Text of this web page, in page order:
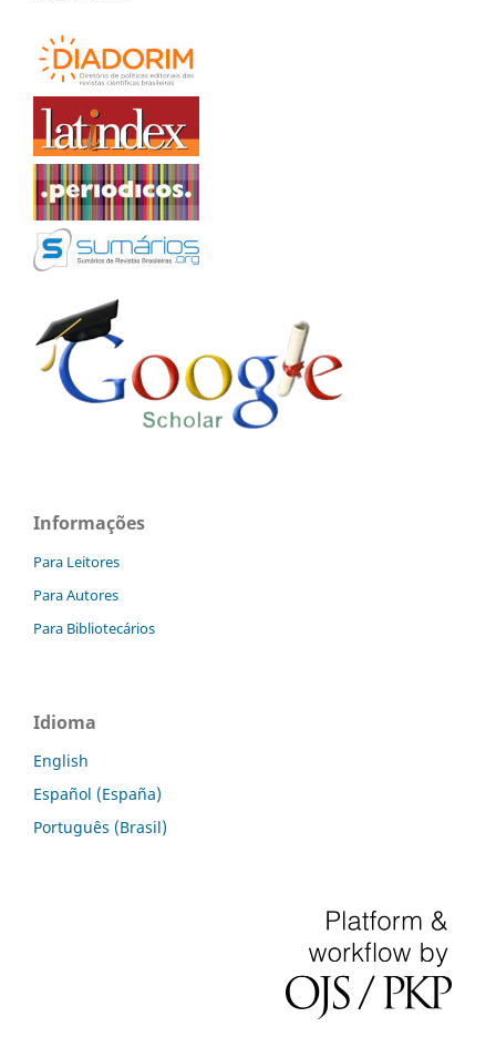
Informações
Para Leitores
Para Autores
Para Bibliotecários
Idioma
English
Español (España)
Português (Brasil)